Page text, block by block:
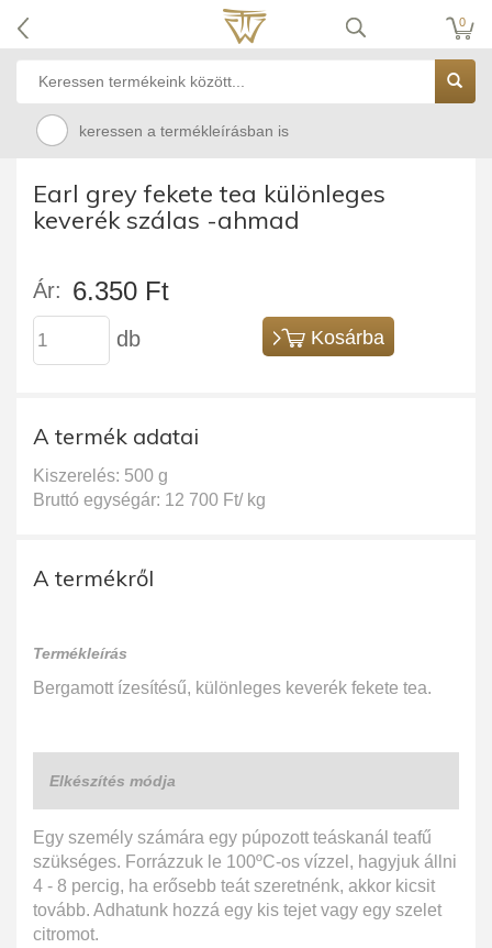
0
keressen a termékleírásban is
Earl grey fekete tea különleges
keverék szálas -ahmad
Ár: 6.350 Ft
db Kosárba
A termék adatai
Kiszerelés: 500 g
Bruttó egységár: 12 700 Ft/ kg
A termékről
Termékleírás
Bergamott ízesítésű, különleges keverék fekete tea.
Elkészítés módja
Egy személy számára egy púpozott teáskanál teafű
szükséges. Forrázzuk le 100ºC-os vízzel, hagyjuk állni
4 - 8 percig, ha erősebb teát szeretnénk, akkor kicsit
tovább. Adhatunk hozzá egy kis tejet vagy egy szelet
citromot.